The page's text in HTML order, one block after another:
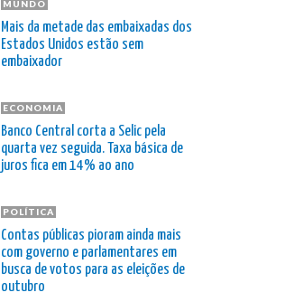
MUNDO
Mais da metade das embaixadas dos
Estados Unidos estão sem
embaixador
ECONOMIA
Banco Central corta a Selic pela
quarta vez seguida. Taxa básica de
juros fica em 14% ao ano
POLÍTICA
Contas públicas pioram ainda mais
com governo e parlamentares em
busca de votos para as eleições de
outubro